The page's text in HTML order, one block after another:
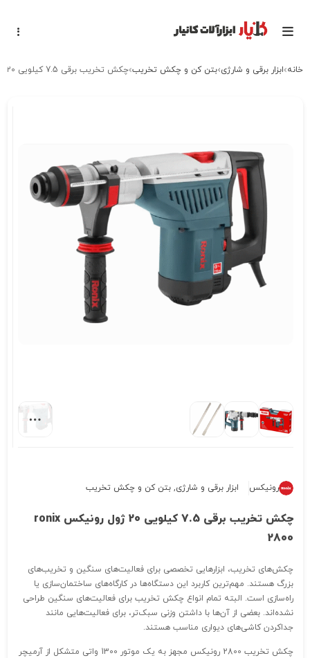
خانه ابزار برقی و شارژی بتن کن و چکش تخریب چکش تخریب برقی 7.5 کیلویی 20 ژول رونیکس ronix 2800
رونیکس ابزار برقی و شارژی,بتن کن و چکش تخریب
چکش تخریب برقی 7.5 کیلویی 20 ژول رونیکس ronix
2800
چکش‌های تخریب، ابزارهایی تخصصی برای فعالیت‌های سنگین و تخریب‌های
بزرگ هستند. مهم‌ترین کاربرد این دستگاه‌ها در کارگاه‌های ساختمان‌سازی یا
راه‌سازی است. البته تمام انواع چکش تخریب‌ برای فعالیت‌های سنگین طراحی
نشده‌اند. بعضی از آن‌ها با داشتن وزنی سبک‌تر، برای فعالیت‌هایی مانند
جداکردن کاشی‌های دیواری مناسب هستند.
چکش تخریب 2800 رونیکس مجهز به یک موتور 1300 واتی متشکل از آرمیچر